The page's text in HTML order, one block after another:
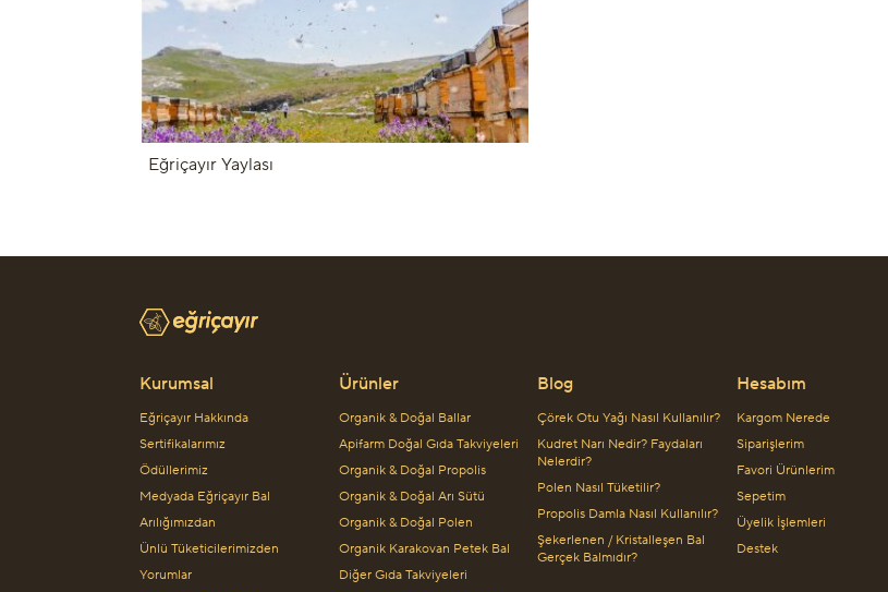
Eğriçayır Yaylası
Kurumsal
Eğriçayır Hakkında
Sertifikalarımız
Ödüllerimiz
Medyada Eğriçayır Bal
Arılığımızdan
Ünlü Tüketicilerimizden
Yorumlar
Blog
Çörek Otu Yağı Nasıl Kullanılır?
Kudret Narı Nedir? Faydaları
Nelerdir?
Polen Nasıl Tüketilir?
Propolis Damla Nasıl Kullanılır?
Şekerlenen / Kristalleşen Bal
Gerçek Balmıdır?
Ürünler
Organik & Doğal Ballar
Apifarm Doğal Gıda Takviyeleri
Organik & Doğal Propolis
Organik & Doğal Arı Sütü
Organik & Doğal Polen
Organik Karakovan Petek Bal
Diğer Gıda Takviyeleri
Hesabım
Kargom Nerede
Siparişlerim
Favori Ürünlerim
Sepetim
Üyelik İşlemleri
Destek